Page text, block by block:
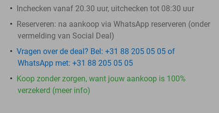
​Inchecken vanaf 20.30 uur, uitchecken tot 08:30 uur
Reserveren: na aankoop via WhatsApp reserveren (onder
vermelding van Social Deal)
Vragen over de deal? Bel: +31 88 205 05 05 of
WhatsApp met: +31 88 205 05 05
Koop zonder zorgen, want jouw aankoop is 100%
verzekerd (meer info)